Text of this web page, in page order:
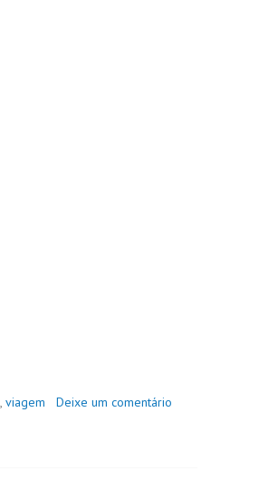
, viagem Deixe um comentário